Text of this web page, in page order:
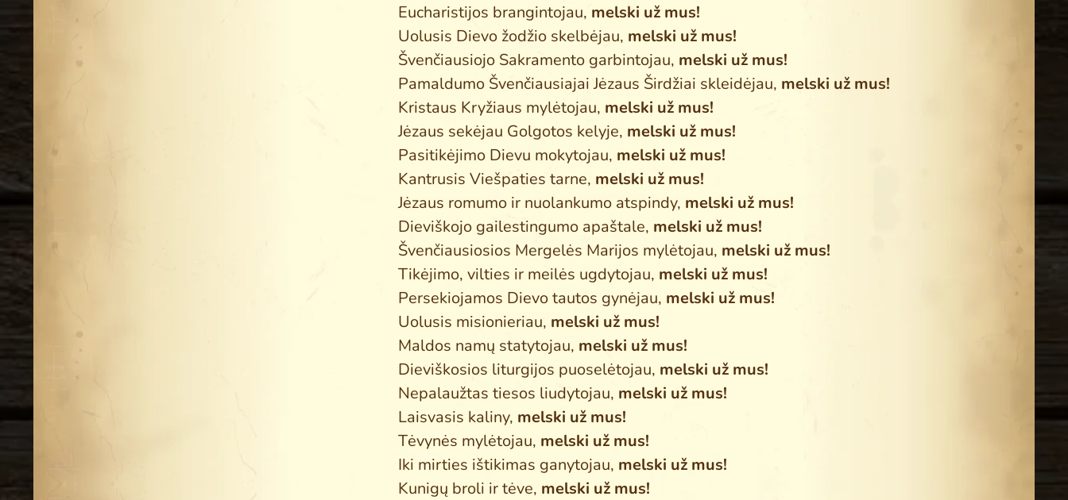
Eucharistijos brangintojau, melski už mus!
Uolusis Dievo žodžio skelbėjau, melski už mus!
Švenčiausiojo Sakramento garbintojau, melski už mus!
Pamaldumo Švenčiausiajai Jėzaus Širdžiai skleidėjau, melski už mus!
Kristaus Kryžiaus mylėtojau, melski už mus!
Jėzaus sekėjau Golgotos kelyje, melski už mus!
Pasitikėjimo Dievu mokytojau, melski už mus!
Kantrusis Viešpaties tarne, melski už mus!
Jėzaus romumo ir nuolankumo atspindy, melski už mus!
Dieviškojo gailestingumo apaštale, melski už mus!
Švenčiausiosios Mergelės Marijos mylėtojau, melski už mus!
Tikėjimo, vilties ir meilės ugdytojau, melski už mus!
Persekiojamos Dievo tautos gynėjau, melski už mus!
Uolusis misionieriau, melski už mus!
Maldos namų statytojau, melski už mus!
Dieviškosios liturgijos puoselėtojau, melski už mus!
Nepalaužtas tiesos liudytojau, melski už mus!
Laisvasis kaliny, melski už mus!
Tėvynės mylėtojau, melski už mus!
Iki mirties ištikimas ganytojau, melski už mus!
Kunigų broli ir tėve, melski už mus!